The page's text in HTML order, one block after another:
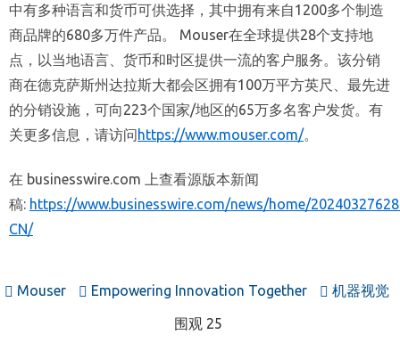
中有多种语言和货币可供选择，其中拥有来自1200多个制造
商品牌的680多万件产品。 Mouser在全球提供28个支持地
点，以当地语言、货币和时区提供一流的客户服务。该分销
商在德克萨斯州达拉斯大都会区拥有100万平方英尺、最先进
的分销设施，可向223个国家/地区的65万多名客户发货。有
关更多信息，请访问https://www.mouser.com/。
在 businesswire.com 上查看源版本新闻
稿: https://www.businesswire.com/news/home/
CN/
Mouser Empowering Innovation Together 机器视觉
围观 25